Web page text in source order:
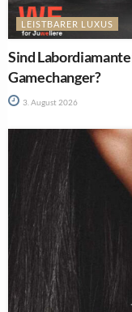
LEISTBARER LUXUS
Sind
Gamechanger?
3. August 2026